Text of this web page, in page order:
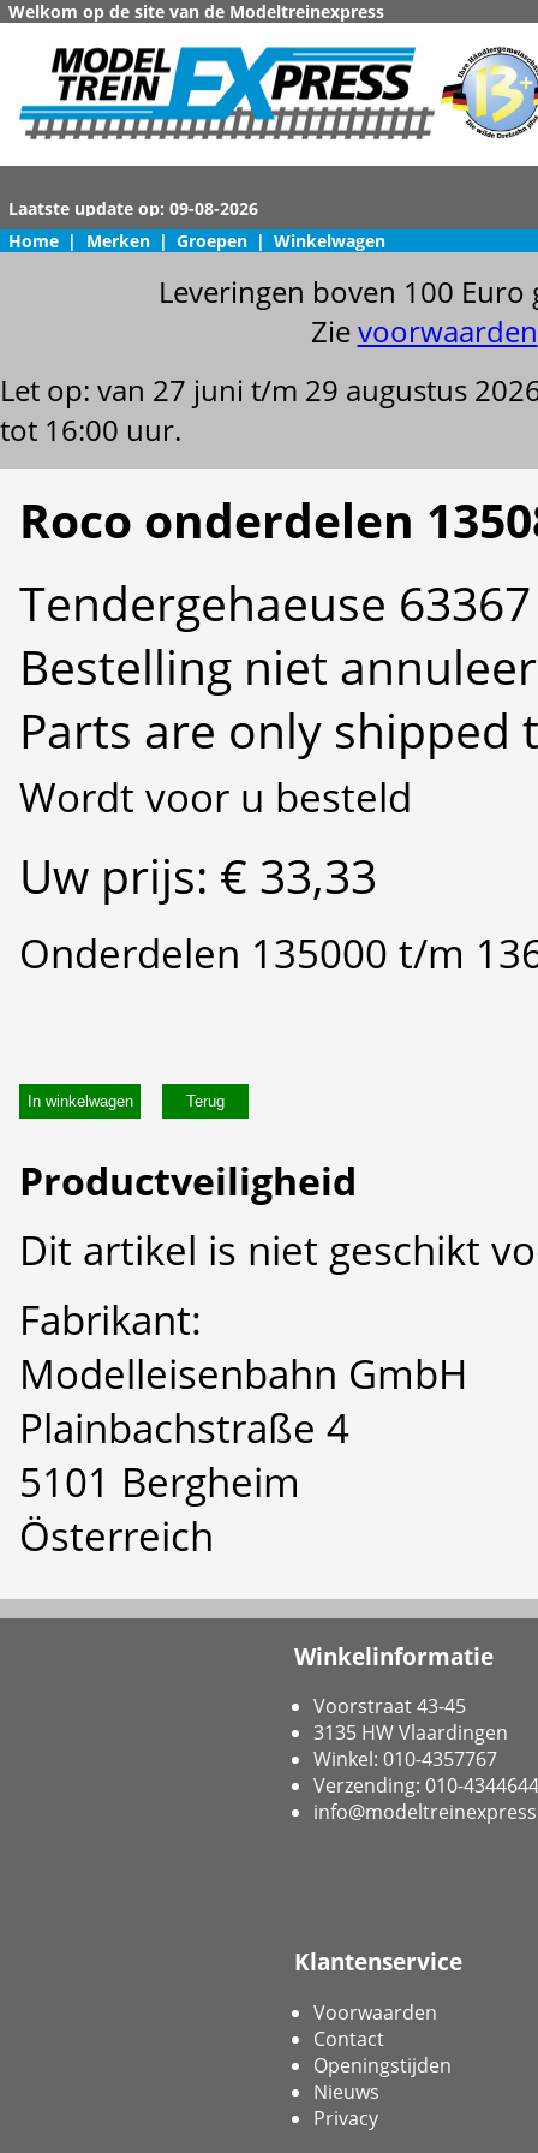
Welkom op de site van de Modeltreinexpress
Home | Merken | Groepen | Winkelwagen
Leveringen boven 100
Zievoorwaarden
Let op: van 27 juni t/m 29 augustus
tot 16:00 uur.
Roco onderdelen
Tendergehaeuse
Bestelling niet
Parts are only shipped
Wordt voor u besteld
Uw prijs: € 33,33
Onderdelen 135000 t/m
In winkelwagen
Productveiligheid
Dit artikel is niet geschikt
Fabrikant:
Modelleisenbahn GmbH
Plainbachstraße 4
5101 Bergheim
Österreich
Winkelinformatie
Voorstraat 43-45
3135 HW Vlaardingen
Winkel: 010-4357767
Verzending: 010-4344644
Klantenservice
Voorwaarden
Contact
Openingstijden
Nieuws
Privacy